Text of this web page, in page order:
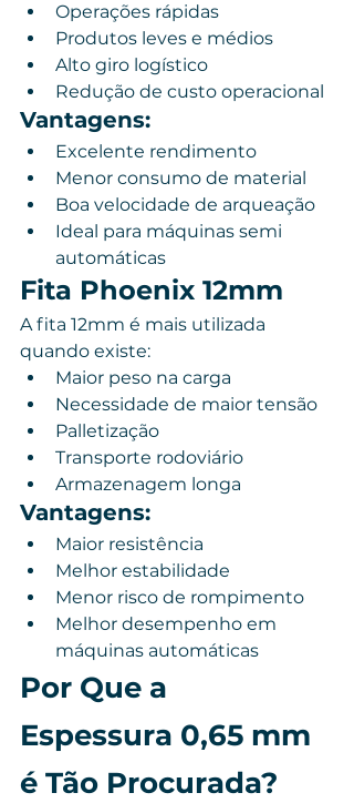
Operações rápidas
Produtos leves e médios
Alto giro logístico
Redução de custo operacional
Vantagens:
Excelente rendimento
Menor consumo de material
Boa velocidade de arqueação
Ideal para máquinas semi
automáticas
Fita Phoenix 12mm
A fita 12mm é mais utilizada
quando existe:
Maior peso na carga
Necessidade de maior tensão
Palletização
Transporte rodoviário
Armazenagem longa
Vantagens:
Maior resistência
Melhor estabilidade
Menor risco de rompimento
Melhor desempenho em
máquinas automáticas
Por Que a
Espessura 0,65 mm
é Tão Procurada?